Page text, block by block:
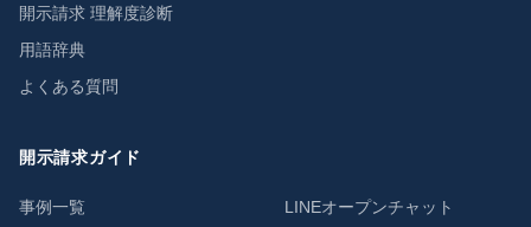
開示請求 理解度診断
用語辞典
よくある質問
開示請求ガイド
事例一覧
LINEオープンチャット